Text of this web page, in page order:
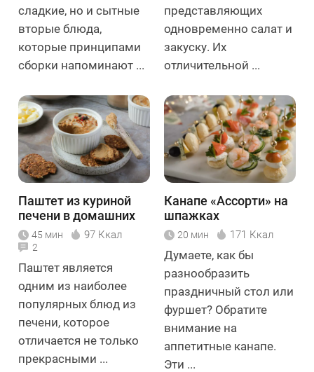
сладкие, но и сытные
вторые блюда,
которые принципами
сборки напоминают ...
представляющих
одновременно салат и
закуску. Их
отличительной ...
Паштет из куриной
печени в домашних
условиях
45 мин 97 Ккал
2
Паштет является
одним из наиболее
популярных блюд из
печени, которое
отличается не только
прекрасными ...
Канапе «Ассорти» на
шпажках
20 мин 171 Ккал
Думаете, как бы
разнообразить
праздничный стол или
фуршет? Обратите
внимание на
аппетитные канапе.
Эти ...